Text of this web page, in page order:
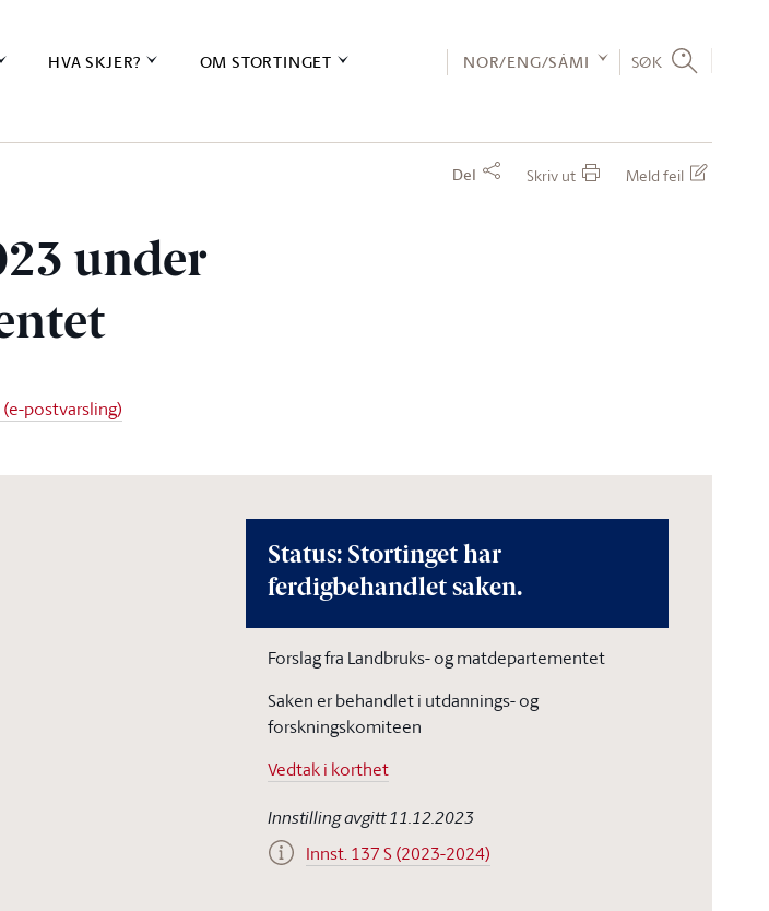
HVA SKJER? OM STORTINGET NOR/ENG/SÁMI SØK
Del Skriv ut Meld feil
under
(e-postvarsling)
Status: Stortinget har
ferdigbehandlet saken.
Forslag fra Landbruks- og matdepartementet
Saken er behandlet i utdannings- og
forskningskomiteen
Vedtak i korthet
Innstilling avgitt 11.12.2023
Innst. 137 S (2023-2024)